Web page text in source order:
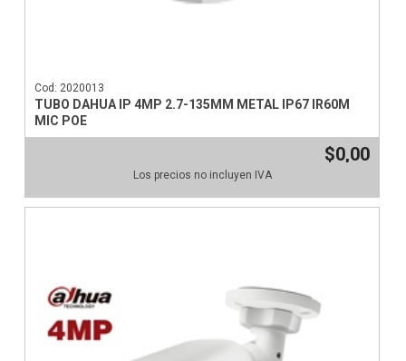
Cod: 2020013
TUBO DAHUA IP 4MP 2.7-135MM METAL IP67 IR60M
MIC POE
$0,00
Los precios no incluyen IVA